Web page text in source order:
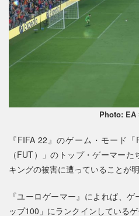
Photo: EA
『FIFA 22』のゲーム・モード
（FUT）」のトップ・ゲーマー
キングの被害に遭っていることが
『ユーロゲーマー』によれば、
ップ100」にランクインしている